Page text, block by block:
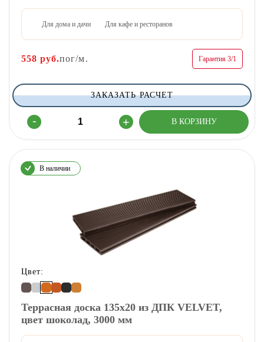
Для дома и дачи Для кафе и ресторанов
558 руб.пог/м. Гарантия 3/1
ЗАКАЗАТЬ РАСЧЕТ
В наличии
Цвет:
Террасная доска 135х20 из ДПК VELVET,
цвет шоколад, 3000 мм